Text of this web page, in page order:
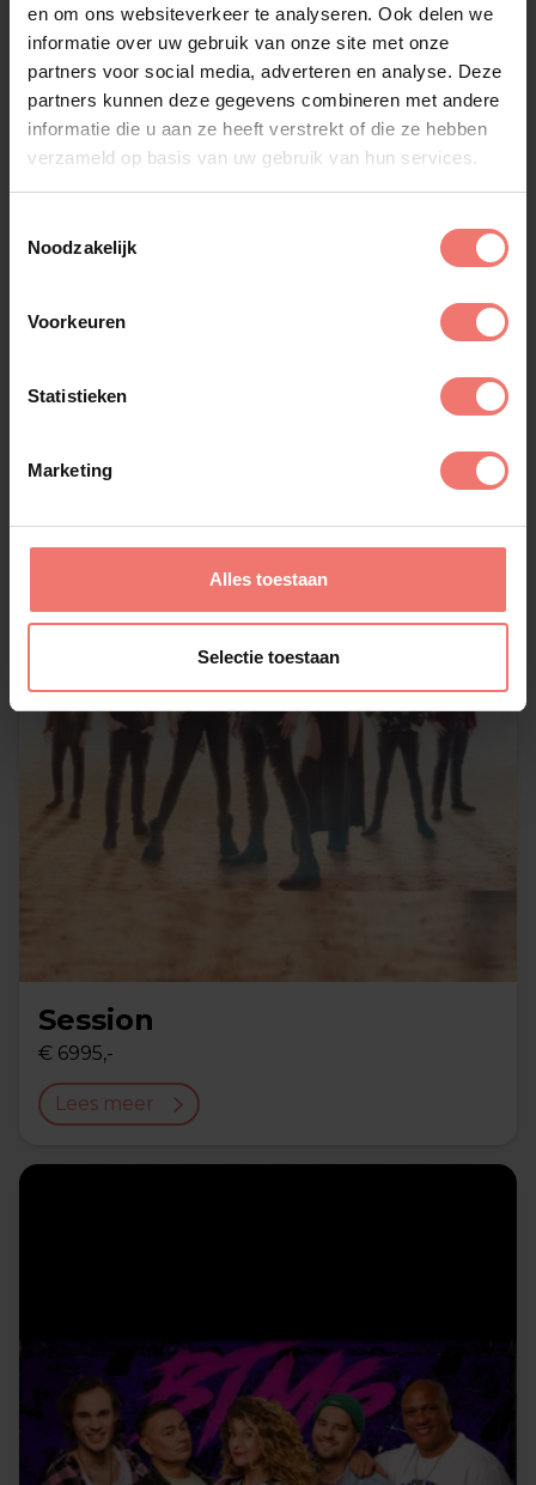
en om ons websiteverkeer te analyseren. Ook delen we
informatie over uw gebruik van onze site met onze
partners voor social media, adverteren en analyse. Deze
partners kunnen deze gegevens combineren met andere
informatie die u aan ze heeft verstrekt of die ze hebben
verzameld op basis van uw gebruik van hun services.
Noodzakelijk
Voorkeuren
Statistieken
Marketing
Alles toestaan
Selectie toestaan
alles tot in de puntjes wordt geregeld, zodat jij je
nergens zorgen over hoeft te maken. Neem
contact met ons op en ontdek de mogelijkheden
om Vangrail te boeken voor een onvergetelijke
avond vol muziek en feest!
Vergelijkbare artiesten
Alle artiesten
Session
€ 6995,-
Lees meer